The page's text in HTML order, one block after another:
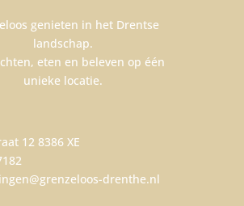
genieten in het Drentse
landschap.
eten en beleven op één
unieke locatie.
12 8386 XE
drenthe.nl